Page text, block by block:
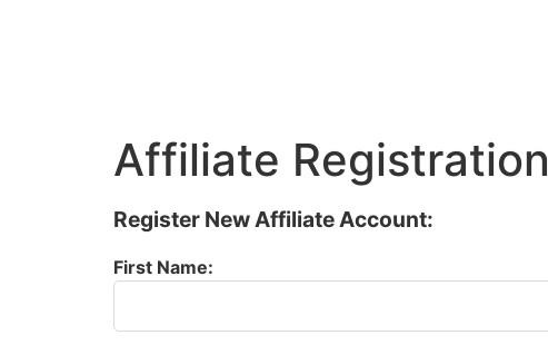
Affiliate Registration
Register New Affiliate Account:
First Name: